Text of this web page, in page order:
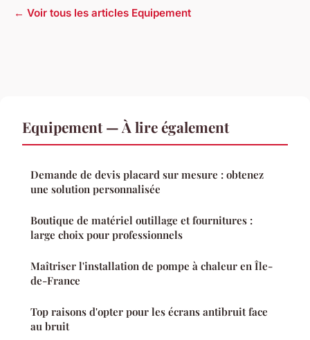
← Voir tous les articles Equipement
Equipement — À lire également
Demande de devis placard sur mesure : obtenez
une solution personnalisée
Boutique de matériel outillage et fournitures :
large choix pour professionnels
Maîtriser l'installation de pompe à chaleur en Île-
de-France
Top raisons d'opter pour les écrans antibruit face
au bruit